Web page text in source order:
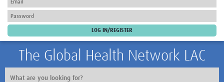
The Global Health Network LAC